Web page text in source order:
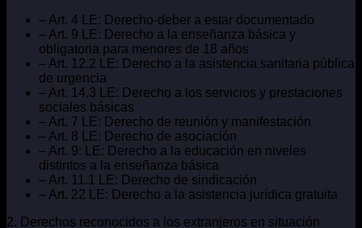
– Art. 4 LE: Derecho-deber a estar documentado
– Art. 9 LE: Derecho a la enseñanza básica y
obligatoria para menores de 18 años
– Art. 12.2 LE: Derecho a la asistencia sanitaria pública
de urgencia
– Art. 14.3 LE: Derecho a los servicios y prestaciones
sociales básicas
– Art. 7 LE: Derecho de reunión y manifestación
– Art. 8 LE: Derecho de asociación
– Art. 9: LE: Derecho a la educación en niveles
distintos a la enseñanza básica
– Art. 11.1 LE: Derecho de sindicación
– Art. 22 LE: Derecho a la asistencia jurídica gratuita
2. Derechos reconocidos a los extranjeros en situación